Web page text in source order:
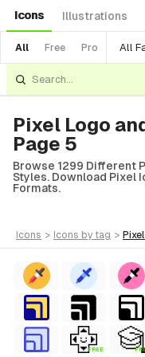
Icons Illustrations
All Free Pro All
Pixel Logo
Page 5
Browse 1299 Different
Styles. Download Pixel
Formats.
icons > icons by tag > pixel
FREE